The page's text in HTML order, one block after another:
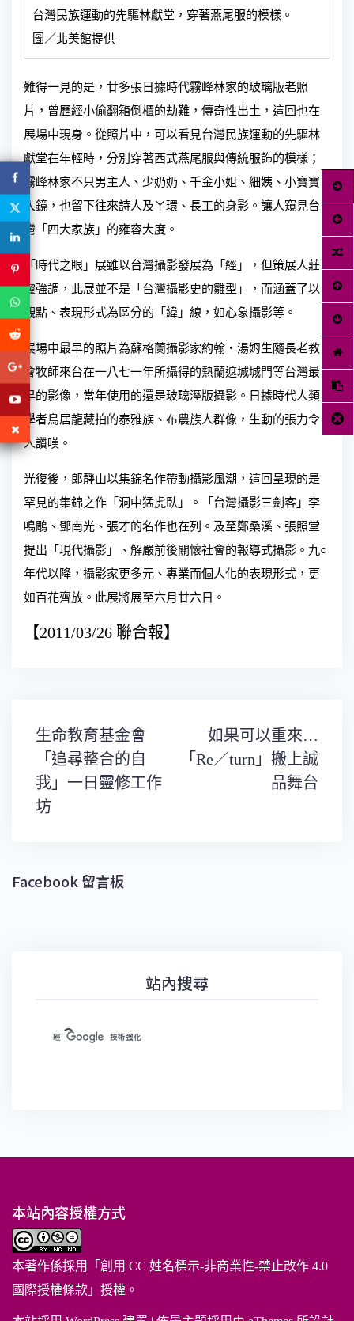
台灣民族運動的先驅林獻堂，穿著燕尾服的模樣。
圖／北美館提供
難得一見的是，廿多張日據時代霧峰林家的玻璃版老照
片，曾歷經小偷翻箱倒櫃的劫難，傳奇性出土，這回也在
展場中現身。從照片中，可以看見台灣民族運動的先驅林
獻堂在年輕時，分別穿著西式燕尾服與傳統服飾的模樣；
霧峰林家不只男主人、少奶奶、千金小姐、細姨、小寶寶
入鏡，也留下往來詩人及ㄚ環、長工的身影。讓人窺見台
灣「四大家族」的雍容大度。
「時代之眼」展雖以台灣攝影發展為「經」，但策展人莊
靈強調，此展並不是「台灣攝影史的雛型」，而涵蓋了以
觀點、表現形式為區分的「緯」線，如心象攝影等。
展場中最早的照片為蘇格蘭攝影家約翰‧湯姆生隨長老教
會牧師來台在一八七一年所攝得的熱蘭遮城城門等台灣最
早的影像，當年使用的還是玻璃溼版攝影。日據時代人類
學者鳥居龍藏拍的泰雅族、布農族人群像，生動的張力令
人讚嘆。
光復後，郎靜山以集錦名作帶動攝影風潮，這回呈現的是
罕見的集錦之作「洞中猛虎臥」。「台灣攝影三劍客」李
鳴鵰、鄧南光、張才的名作也在列。及至鄭桑溪、張照堂
提出「現代攝影」、解嚴前後關懷社會的報導式攝影。九○
年代以降，攝影家更多元、專業而個人化的表現形式，更
如百花齊放。此展將展至六月廿六日。
【2011/03/26 聯合報】
文
章
導
覽
生命教育基金會
「追尋整合的自
我」一日靈修工作
坊
如果可以重來…
「Re／turn」搬上誠
品舞台
Facebook 留言板
站內搜尋
本站內容授權方式
本著作係採用「 創用 CC 姓名標示-非商業性-禁止改作 4.0
國際授權條款 」授權。